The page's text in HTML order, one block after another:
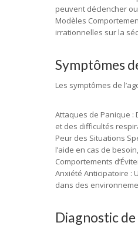
peuvent déclencher
Modèles
irrationnelles sur la
Symptômes
Les symptômes de
Attaques de Panique
et des difficultés
Peur des Situations
l’aide en cas de
Comportements
Anxiété Anticipatoire :
dans des
Diagnostic